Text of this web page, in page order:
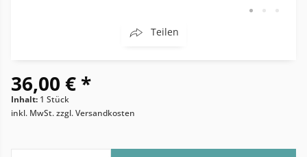
Teilen
36,00 € *
Inhalt: 1 Stück
inkl. MwSt.zzgl. Versandkosten